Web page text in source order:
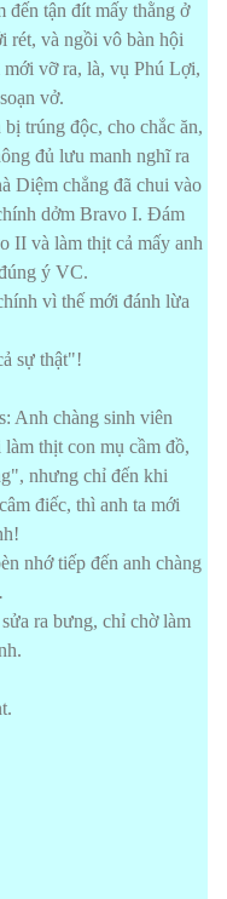
đến tận đít mấy thằng ở
rét, và ngồi vô bàn hội
vỡ ra, là, vụ Phú Lợi,
vở.
trúng độc, cho chắc ăn,
đủ lưu manh nghĩ ra
Diệm chẳng đã chui vào
dởm Bravo I. Đám
II và làm thịt cả mấy anh
ý VC.
vì thế mới đánh lừa
sự thật"!
Anh chàng sinh viên
thịt con mụ cầm đồ,
nhưng chỉ đến khi
điếc, thì anh ta mới
nhớ tiếp đến anh chàng
ra bưng, chỉ chờ làm